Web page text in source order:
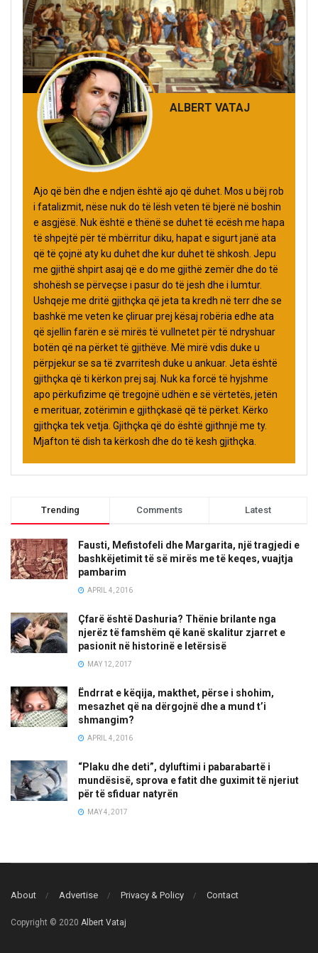
ALBERT VATAJ
Ajo që bën dhe e ndjen është ajo që duhet. Mos u bëj rob
i fatalizmit, nëse nuk do të lësh veten të bjerë në boshin
e asgjësë. Nuk është e thënë se duhet të ecësh me hapa
të shpejtë për të mbërritur diku, hapat e sigurt janë ata
që të çojnë aty ku duhet dhe kur duhet të shkosh. Jepu
me gjithë shpirt asaj që e do me gjithë zemër dhe do të
shohësh se përveçse i pasur do të jesh dhe i lumtur.
Ushqeje me dritë gjithçka që jeta ta kredh në terr dhe se
bashkë me veten ke çliruar prej kësaj robëria edhe ata
që sjellin farën e së mirës të vullnetet për të ndryshuar
botën që na përket të gjithëve. Më mirë vdis duke u
përpjekur se sa të zvarritesh duke u ankuar. Jeta është
gjithçka që ti kërkon prej saj. Nuk ka forcë të hyjshme
apo përkufizime që tregojnë udhën e së vërtetës, jetën
e merituar, zotërimin e gjithçkasë që të përket. Kërko
gjithçka tek vetja. Gjithçka që do është gjithnjë me ty.
Mjafton të dish ta kërkosh dhe do të kesh gjithçka.
Trending Comments Latest
Fausti, Mefistofeli dhe Margarita, një tragjedi e
bashkëjetimit të së mirës me të keqes, vuajtja
pambarim
APRIL 4, 2016
Çfarë është Dashuria? Thënie brilante nga
njerëz të famshëm që kanë skalitur zjarret e
pasionit në historinë e letërsisë
MAY 12, 2017
Ëndrrat e këqija, makthet, përse i shohim,
mesazhet që na dërgojnë dhe a mund t’i
shmangim?
APRIL 4, 2016
“Plaku dhe deti”, dyluftimi i pabarabartë i
mundësisë, sprova e fatit dhe guximit të njeriut
për të sfiduar natyrën
MAY 4, 2017
About Advertise Privacy & Policy Contact
Copyright © 2020 Albert Vataj